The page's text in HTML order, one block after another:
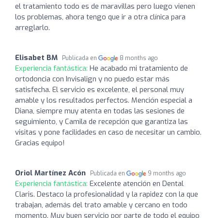
el tratamiento todo es de maravillas pero luego vienen
los problemas, ahora tengo que ir a otra clínica para
arreglarlo.
Elisabet BM Publicada en 8 months ago
Experiencia fantástica: He acabado mi tratamiento de
ortodoncia con Invisalign y no puedo estar más
satisfecha. El servicio es excelente, el personal muy
amable y los resultados perfectos. Mención especial a
Diana, siempre muy atenta en todas las sesiones de
seguimiento, y Camila de recepción que garantiza las
visitas y pone facilidades en caso de necesitar un cambio.
Gracias equipo!
Oriol Martínez Acón Publicada en 9 months ago
Experiencia fantástica: Excelente atención en Dental
Claris. Destaco la profesionalidad y la rapidez con la que
trabajan, además del trato amable y cercano en todo
momento. Muy buen servicio por parte de todo el equipo